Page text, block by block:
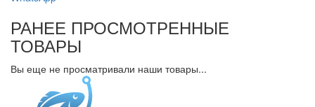
РАНЕЕ ПРОСМОТРЕННЫЕ
ТОВАРЫ
Вы еще не просматривали наши товары...